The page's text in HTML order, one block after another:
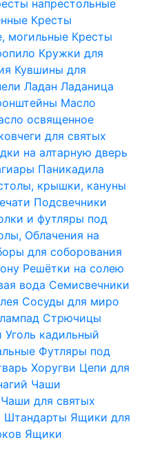
напрестольные
Кресты
могильные Кресты
Кружки для
Кувшины для
Ладан Ладаница
Масло
освященное
для святых
на алтарную дверь
Паникадила
крышки, кануны
Подсвечники
и футляры под
Облачения на
для соборования
Решётки на солею
вода Семисвечники
Сосуды для миро
Стрючицы
Уголь кадильный
Футляры под
Хоругви Цепи для
Чаши
Чаши для святых
Штандарты Ящики для
Ящики